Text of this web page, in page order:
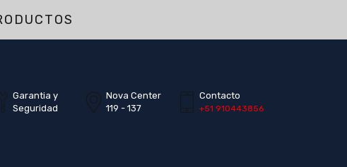
Garantia y
Seguridad
Nova Center
119 - 137
Contacto
+51 910443856